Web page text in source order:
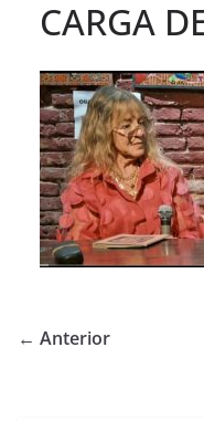
CARGA
← Anterior